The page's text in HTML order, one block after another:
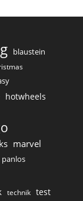
blaustein
hotwheels
marvel
panlos
technik test